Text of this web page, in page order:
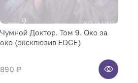
Чумной Доктор. Том 9. Око за
око (эксклюзив EDGE)
890 ₽